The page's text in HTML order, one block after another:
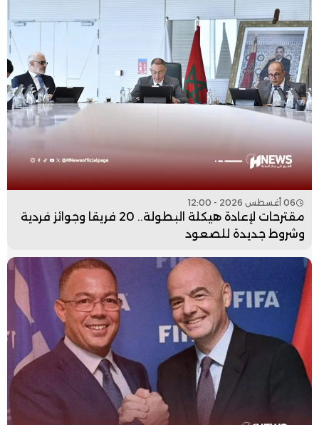
06 أغسطس 2026 - 12:00
مقترحات لإعادة هيكلة البطولة.. 20 فريقا وجوائز فردية
وشروط جديدة للصعود